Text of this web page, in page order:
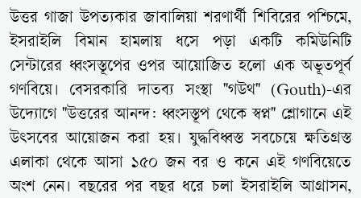
উত্তর গাজা উপত্যকার জাবালিয়া শরণার্থী শিবিরের পশ্চিমে,
ইসরাইলি বিমান হামলায় ধসে পড়া একটি কমিউনিটি
সেন্টারের ধ্বংসস্তূপের ওপর আয়োজিত হলো এক অভূতপূর্ব
গণবিয়ে। বেসরকারি দাতব্য সংস্থা "গউথ" (Gouth)-এর
উদ্যোগে "উত্তরের আনন্দ: ধ্বংসস্তূপ থেকে স্বপ্ন" শ্লোগানে এই
উৎসবের আয়োজন করা হয়। যুদ্ধবিধ্বস্ত সবচেয়ে ক্ষতিগ্রস্ত
এলাকা থেকে আসা ১৫০ জন বর ও কনে এই গণবিয়েতে
অংশ নেন। বছরের পর বছর ধরে চলা ইসরাইলি আগ্রাসন,